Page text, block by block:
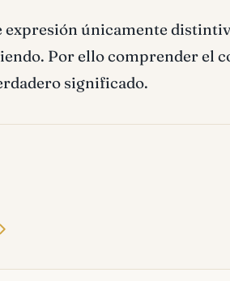
expresión únicamente
Por ello comprender el
significado.